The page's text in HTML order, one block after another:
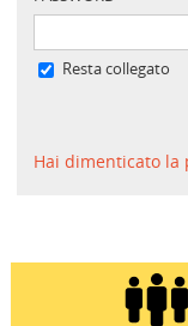
Resta collegato
Hai dimenticato la